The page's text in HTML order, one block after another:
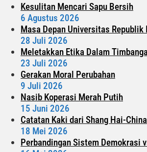
Kesulitan Mencari Sapu Bersih
6 Agustus 2026
Masa Depan Universitas Republik
28 Juli 2026
Meletakkan Etika Dalam
23 Juli 2026
Gerakan Moral Perubahan
9 Juli 2026
Nasib Koperasi Merah Putih
15 Juni 2026
Catatan Kaki dari Shang Hai-China
18 Mei 2026
Perbandingan Sistem Demokrasi